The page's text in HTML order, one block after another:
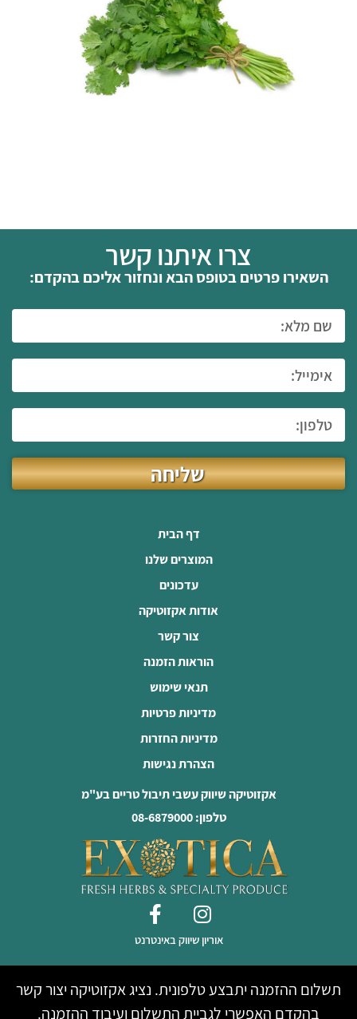
צרו איתנו קשר
השאירו פרטים בטופס הבא ונחזור אליכם בהקדם:
שליחה
דף הבית
המוצרים שלנו
עדכונים
אודות אקזוטיקה
צור קשר
הוראות הזמנה
תנאי שימוש
מדיניות פרטיות
מדיניות החזרות
הצהרת נגישות
אקזוטיקה שיווק עשבי תיבול טריים בע"מ
טלפון: 08-6879000
אוריון שיווק באינטרנט
תשלום ההזמנה יתבצע טלפונית. נציג אקזוטיקה יצור קשר
בהקדם האפשרי לגביית התשלום ועיבוד ההזמנה.